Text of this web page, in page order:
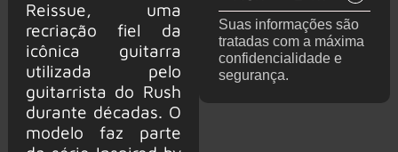
Reissue, uma
recriação fiel da
icônica guitarra
utilizada pelo
guitarrista do Rush
durante décadas. O
modelo faz parte
deixar os
palcos
Suas informações são
tratadas com a máxima
confidencialidade e
segurança.